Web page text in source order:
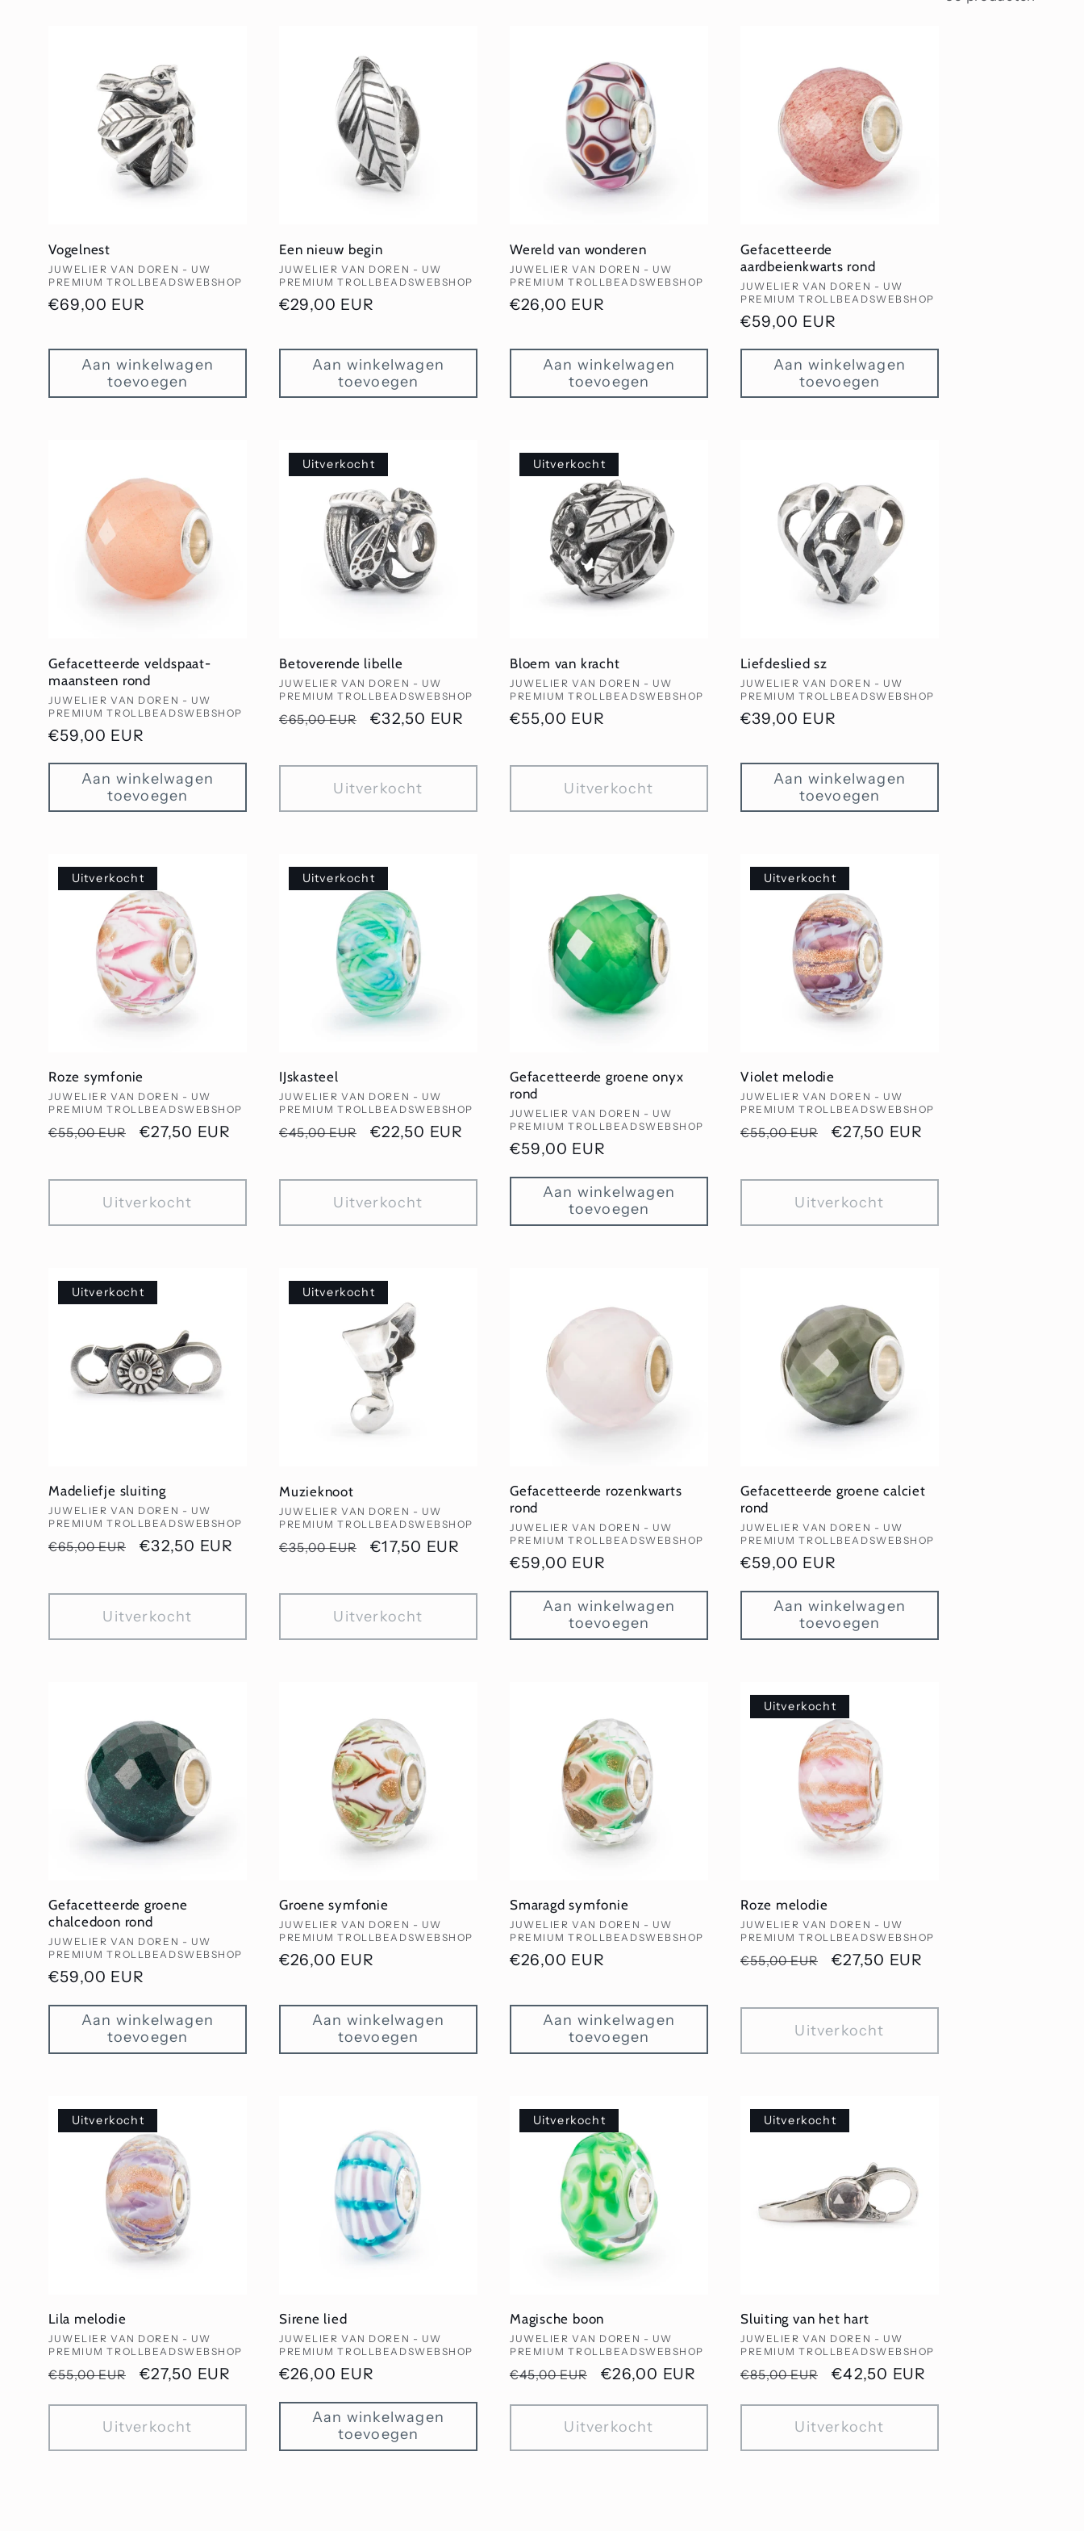
e
:
Vogelnest
Verkoper:
JUWELIER VAN DOREN - UW
PREMIUM TROLLBEADSWEBSHOP
Normale
€69,00 EUR
Aan winkelwagen
toevoegen
Een nieuw begin
Verkoper:
JUWELIER VAN DOREN - UW
PREMIUM TROLLBEADSWEBSHOP
Normale
€29,00 EUR
Aan winkelwagen
toevoegen
Wereld van wonderen
Verkoper:
JUWELIER VAN DOREN - UW
PREMIUM TROLLBEADSWEBSHOP
Normale
€26,00 EUR
Aan winkelwagen
toevoegen
Gefacetteerde
aardbeienkwarts rond
Verkoper:
JUWELIER VAN DOREN - UW
PREMIUM TROLLBEADSWEBSHOP
Normale
€59,00 EUR
Aan winkelwagen
toevoegen
Gefacetteerde veldspaat-
maansteen rond
Verkoper:
JUWELIER VAN DOREN - UW
PREMIUM TROLLBEADSWEBSHOP
Normale
€59,00 EUR
Aan winkelwagen
toevoegen
Uitverkocht
Betoverende libelle
Verkoper:
JUWELIER VAN DOREN - UW
PREMIUM TROLLBEADSWEBSHOP
Normale
€65,00 EUR Aanbiedingsprijs
€32,50 EUR
Uitverkocht
Uitverkocht
Bloem van kracht
Verkoper:
JUWELIER VAN DOREN - UW
PREMIUM TROLLBEADSWEBSHOP
Normale
€55,00 EUR
Uitverkocht
Liefdeslied sz
Verkoper:
JUWELIER VAN DOREN - UW
PREMIUM TROLLBEADSWEBSHOP
Normale
€39,00 EUR
Aan winkelwagen
toevoegen
Uitverkocht
Roze symfonie
Verkoper:
JUWELIER VAN DOREN - UW
PREMIUM TROLLBEADSWEBSHOP
Normale
€55,00 EUR Aanbiedingsprijs
€27,50 EUR
Uitverkocht
Uitverkocht
IJskasteel
Verkoper:
JUWELIER VAN DOREN - UW
PREMIUM TROLLBEADSWEBSHOP
Normale
€45,00 EUR Aanbiedingsprijs
€22,50 EUR
Uitverkocht
Gefacetteerde groene onyx
rond
Verkoper:
JUWELIER VAN DOREN - UW
PREMIUM TROLLBEADSWEBSHOP
Normale
€59,00 EUR
Aan winkelwagen
toevoegen
Uitverkocht
Violet melodie
Verkoper:
JUWELIER VAN DOREN - UW
PREMIUM TROLLBEADSWEBSHOP
Normale
€55,00 EUR Aanbiedingsprijs
€27,50 EUR
Uitverkocht
Uitverkocht
Madeliefje sluiting
Verkoper:
JUWELIER VAN DOREN - UW
PREMIUM TROLLBEADSWEBSHOP
Normale
€65,00 EUR Aanbiedingsprijs
€32,50 EUR
Uitverkocht
Uitverkocht
Muzieknoot
Verkoper:
JUWELIER VAN DOREN - UW
PREMIUM TROLLBEADSWEBSHOP
Normale
€35,00 EUR Aanbiedingsprijs
€17,50 EUR
Uitverkocht
Gefacetteerde rozenkwarts
rond
Verkoper:
JUWELIER VAN DOREN - UW
PREMIUM TROLLBEADSWEBSHOP
Normale
€59,00 EUR
Aan winkelwagen
toevoegen
Gefacetteerde groene calciet
rond
Verkoper:
JUWELIER VAN DOREN - UW
PREMIUM TROLLBEADSWEBSHOP
Normale
€59,00 EUR
Aan winkelwagen
toevoegen
Gefacetteerde groene
chalcedoon rond
Verkoper:
JUWELIER VAN DOREN - UW
PREMIUM TROLLBEADSWEBSHOP
Normale
€59,00 EUR
Aan winkelwagen
toevoegen
Groene symfonie
Verkoper:
JUWELIER VAN DOREN - UW
PREMIUM TROLLBEADSWEBSHOP
Normale
€26,00 EUR
Aan winkelwagen
toevoegen
Smaragd symfonie
Verkoper:
JUWELIER VAN DOREN - UW
PREMIUM TROLLBEADSWEBSHOP
Normale
€26,00 EUR
Aan winkelwagen
toevoegen
Uitverkocht
Roze melodie
Verkoper:
JUWELIER VAN DOREN - UW
PREMIUM TROLLBEADSWEBSHOP
Normale
€55,00 EUR Aanbiedingsprijs
€27,50 EUR
Uitverkocht
Uitverkocht
Lila melodie
Verkoper:
JUWELIER VAN DOREN - UW
PREMIUM TROLLBEADSWEBSHOP
Normale
€55,00 EUR Aanbiedingsprijs
€27,50 EUR
Uitverkocht
Sirene lied
Verkoper:
JUWELIER VAN DOREN - UW
PREMIUM TROLLBEADSWEBSHOP
Normale
€26,00 EUR
Aan winkelwagen
toevoegen
Uitverkocht
Magische boon
Verkoper:
JUWELIER VAN DOREN - UW
PREMIUM TROLLBEADSWEBSHOP
Normale
€45,00 EUR Aanbiedingsprijs
€26,00 EUR
Uitverkocht
Uitverkocht
Sluiting van het hart
Verkoper:
JUWELIER VAN DOREN - UW
PREMIUM TROLLBEADSWEBSHOP
Normale
€85,00 EUR Aanbiedingsprijs
€42,50 EUR
Uitverkocht